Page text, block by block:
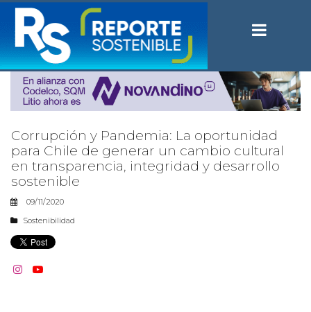
Corrupción y Pandemia: La oportunidad
para Chile de generar un cambio cultural
en transparencia, integridad y desarrollo
sostenible
09/11/2020
Sostenibilidad
 